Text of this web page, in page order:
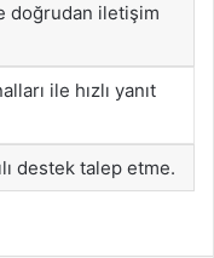
doğrudan iletişim
ile hızlı yanıt
destek talep etme.